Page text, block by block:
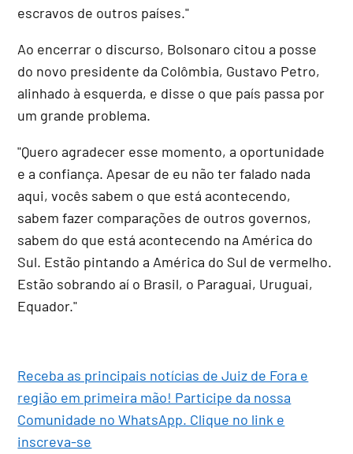
escravos de outros países."
Ao encerrar o discurso, Bolsonaro citou a posse
do novo presidente da Colômbia, Gustavo Petro,
alinhado à esquerda, e disse o que país passa por
um grande problema.
"Quero agradecer esse momento, a oportunidade
e a confiança. Apesar de eu não ter falado nada
aqui, vocês sabem o que está acontecendo,
sabem fazer comparações de outros governos,
sabem do que está acontecendo na América do
Sul. Estão pintando a América do Sul de vermelho.
Estão sobrando aí o Brasil, o Paraguai, Uruguai,
Equador."
Receba as principais notícias de Juiz de Fora e
região em primeira mão! Participe da nossa
Comunidade no WhatsApp. Clique no link e
inscreva-se